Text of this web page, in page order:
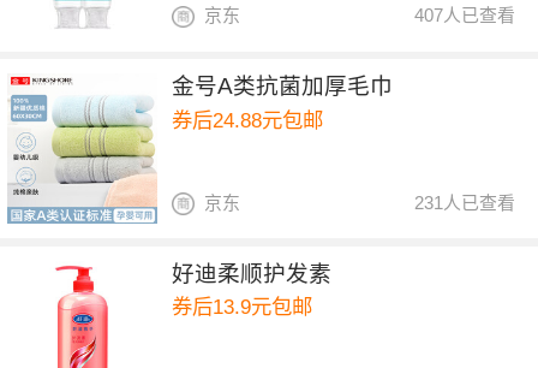
407人已查看
京东
金号A类抗菌加厚毛巾
券后24.88元包邮
231人已查看
京东
好迪柔顺护发素
券后13.9元包邮